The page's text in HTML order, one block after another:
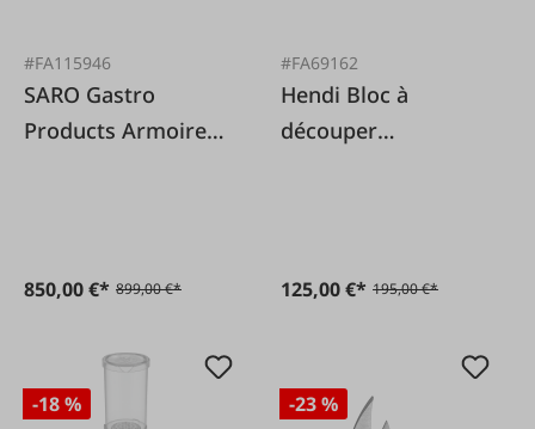
#FA115946
SARO Gastro
Products Armoire
850,00 €* 899,00 €*
#FA69162
Hendi Bloc à
découper
125,00 €* 195,00 €*
-18 % -23 %